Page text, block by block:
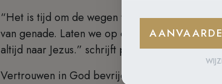
“Het is tijd om de wegen te begaan van
van genade. Laten we op de levensweg gaan
altijd naar Jezus.” schrijft paus Franciscus
Vertrouwen in God bevrijdt van onrust. Dit